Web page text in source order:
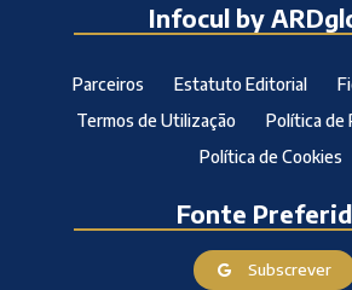
Infocul by
Parceiros Estatuto Editorial
Termos de Utilização
Política de
Política de Cookies
Fonte
Subscrever